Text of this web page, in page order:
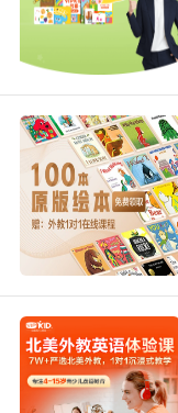
8. This new
programming
programming.
我申請的這個新
所知
9. I'm in this
program
forgiveness of
我正在治疗中...
些在我们吸毒时